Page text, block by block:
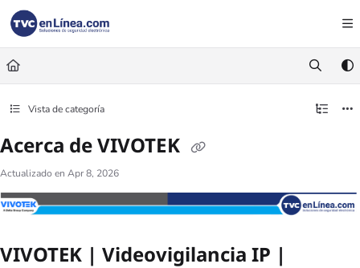
Documentation Index
Fetch the complete documentation index at:
Use this file to discover all available pages before exploring further.
Vista de categoría
Acerca de VIVOTEK
Actualizado en Apr 8, 2026
VIVOTEK | Videovigilancia IP |